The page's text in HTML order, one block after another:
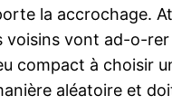
la accrochage.
voisins vont ad-o-rer
compact à choisir
aléatoire et